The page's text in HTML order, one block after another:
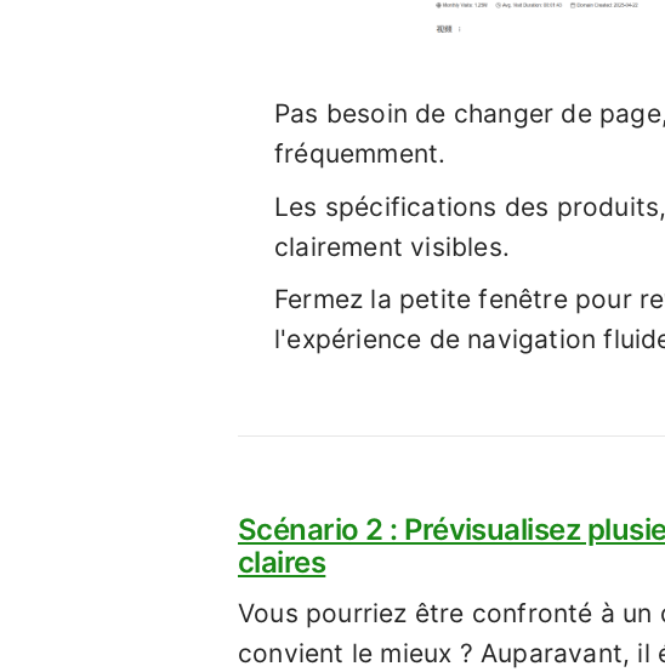
Pas besoin de changer de
fréquemment.
Les spécifications des
clairement visibles.
Fermez la petite fenêtre pour
l'expérience de navigation
Scénario 2 : Prévisualisez
claires
Vous pourriez être confronté à un
convient le mieux ? Auparavant,